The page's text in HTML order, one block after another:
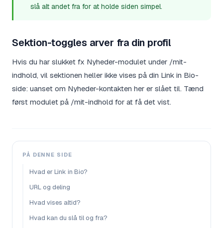
slå alt andet fra for at holde siden simpel.
Sektion-toggles arver fra din profil
Hvis du har slukket fx Nyheder-modulet under /mit-
indhold, vil sektionen heller ikke vises på din Link in Bio-
side: uanset om Nyheder-kontakten her er slået til. Tænd
først modulet på /mit-indhold for at få det vist.
PÅ DENNE SIDE
Hvad er Link in Bio?
URL og deling
Hvad vises altid?
Hvad kan du slå til og fra?